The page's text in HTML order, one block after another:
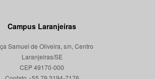
Campus Laranjeiras
Samuel de Oliveira, s/n, Centro
Laranjeiras/SE
CEP 49170-000